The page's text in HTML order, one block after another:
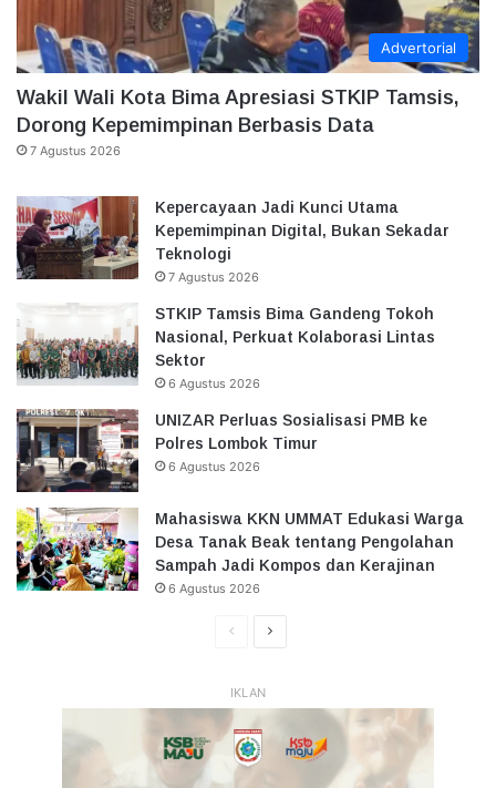
Advertorial
Wakil Wali Kota Bima Apresiasi STKIP Tamsis,
Dorong Kepemimpinan Berbasis Data
7 Agustus 2026
Kepercayaan Jadi Kunci Utama
Kepemimpinan Digital, Bukan Sekadar
Teknologi
7 Agustus 2026
STKIP Tamsis Bima Gandeng Tokoh
Nasional, Perkuat Kolaborasi Lintas
Sektor
6 Agustus 2026
UNIZAR Perluas Sosialisasi PMB ke
Polres Lombok Timur
6 Agustus 2026
Mahasiswa KKN UMMAT Edukasi Warga
Desa Tanak Beak tentang Pengolahan
Sampah Jadi Kompos dan Kerajinan
6 Agustus 2026
HalamanHalaman
IKLAN